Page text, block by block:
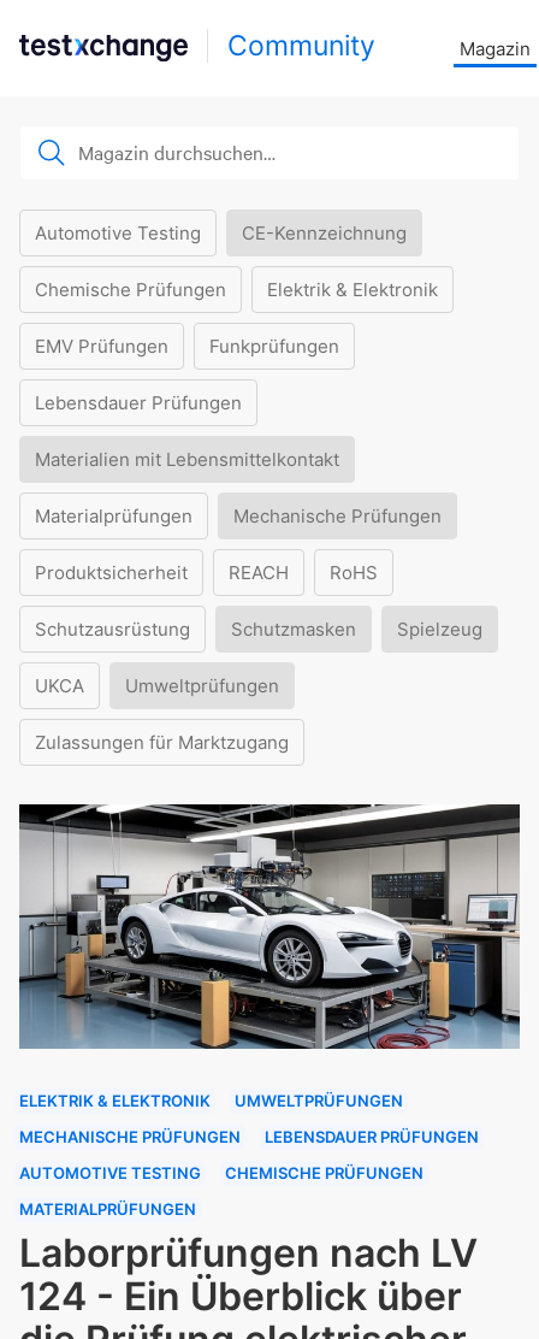
Community Magazin
Automotive Testing CE-Kennzeichnung
Chemische Prüfungen Elektrik & Elektronik
EMV Prüfungen Funkprüfungen
Lebensdauer Prüfungen
Materialien mit Lebensmittelkontakt
Materialprüfungen Mechanische Prüfungen
Produktsicherheit REACH RoHS
Schutzausrüstung Schutzmasken Spielzeug
UKCA Umweltprüfungen
Zulassungen für Marktzugang
ELEKTRIK & ELEKTRONIK
UMWELTPRÜFUNGEN
MECHANISCHE PRÜFUNGEN
LEBENSDAUER PRÜFUNGEN
AUTOMOTIVE TESTING
CHEMISCHE PRÜFUNGEN
MATERIALPRÜFUNGEN
Laborprüfungen nach LV
124 - Ein Überblick über